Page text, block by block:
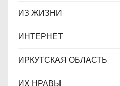
ИЗ ЖИЗНИ
ИНТЕРНЕТ
ИРКУТСКАЯ ОБЛАСТЬ